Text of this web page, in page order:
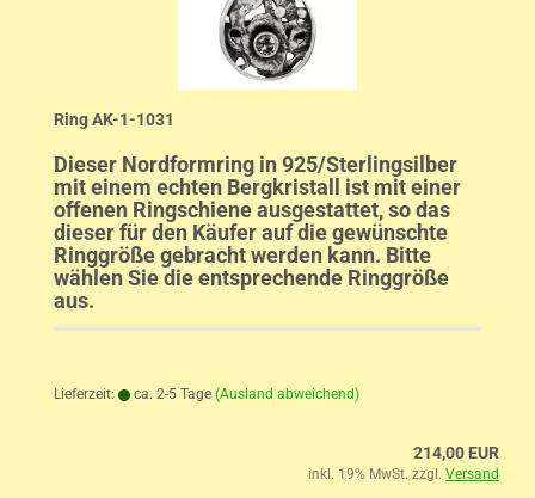
Ring AK-1-1031
Dieser Nordformring in 925/Sterlingsilber
mit einem echten Bergkristall ist mit einer
offenen Ringschiene ausgestattet, so das
dieser für den Käufer auf die gewünschte
Ringgröße gebracht werden kann. Bitte
wählen Sie die entsprechende Ringgröße
aus.
Lieferzeit: ca. 2-5 Tage (Ausland abweichend)
214,00 EUR
inkl. 19% MwSt. zzgl. Versand